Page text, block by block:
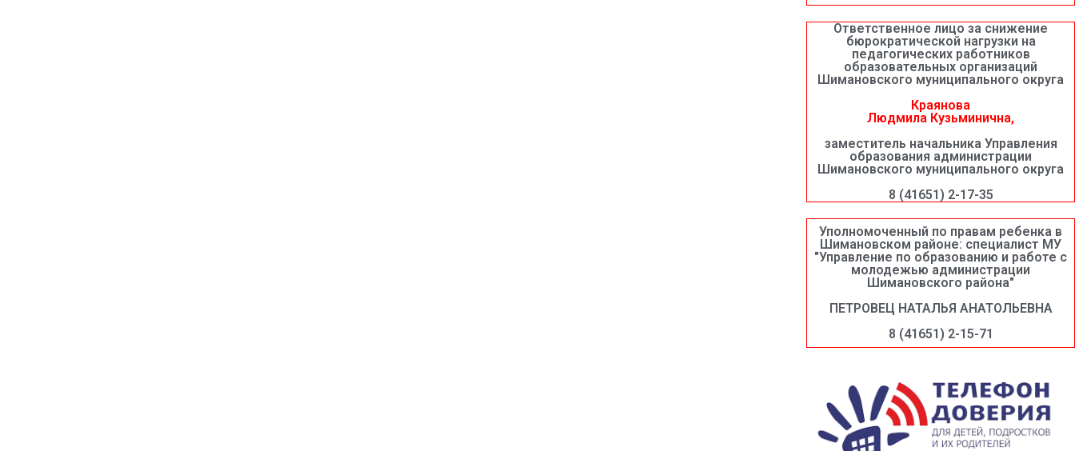
Ответственное лицо за снижение
бюрократической нагрузки на
педагогических работников
образовательных организаций
Шимановского муниципального округа
Краянова
Людмила Кузьминична,
заместитель начальника Управления
образования администрации
Шимановского муниципального округа
8 (41651) 2-17-35
Уполномоченный по правам ребенка в
Шимановском районе: специалист МУ
"Управление по образованию и работе с
молодежью администрации
Шимановского района"
ПЕТРОВЕЦ НАТАЛЬЯ АНАТОЛЬЕВНА
8 (41651) 2-15-71